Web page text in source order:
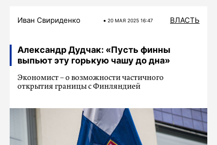
Иван Свириденко 20 МАЯ 2025 16:47 ВЛАСТЬ
Александр Дудчак: «Пусть финны
выпьют эту горькую чашу до дна»
Экономист – о возможности частичного
открытия границы с Финляндией